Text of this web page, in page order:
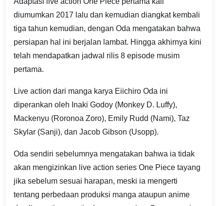
diumumkan 2017 lalu dan kemudian diangkat kembali
tiga tahun kemudian, dengan Oda mengatakan bahwa
persiapan hal ini berjalan lambat. Hingga akhirnya kini
telah mendapatkan jadwal rilis 8 episode musim
pertama.
Live action dari manga karya Eiichiro Oda ini
diperankan oleh Inaki Godoy (Monkey D. Luffy),
Mackenyu (Roronoa Zoro), Emily Rudd (Nami), Taz
Skylar (Sanji), dan Jacob Gibson (Usopp).
Oda sendiri sebelumnya mengatakan bahwa ia tidak
akan mengizinkan live action series One Piece tayang
jika sebelum sesuai harapan, meski ia mengerti
tentang perbedaan produksi manga ataupun anime